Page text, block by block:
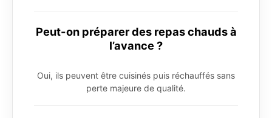
Peut-on préparer des repas chauds à
l’avance ?
Oui, ils peuvent être cuisinés puis réchauffés sans
perte majeure de qualité.